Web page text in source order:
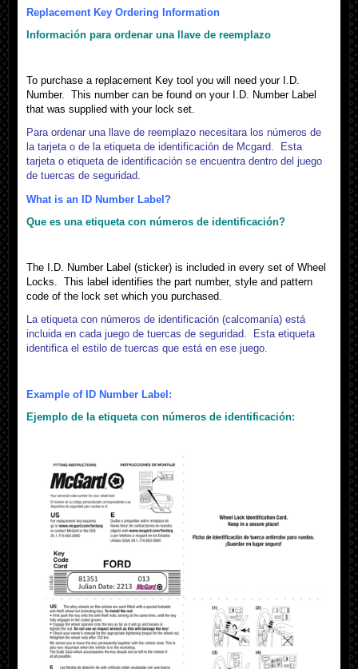
Replacement Key Ordering Information
Información para ordenar una llave de reemplazo
To purchase a replacement Key tool you will need your I.D.
Number. This number can be found on your I.D. Number Label
that was supplied with your lock set.
Para ordenar una llave de reemplazo necesitara los números de
la tarjeta o de la etiqueta de identificación de Mcgard. Esta
tarjeta o etiqueta de identificación se encuentra dentro del juego
de tuercas de seguridad.
What is an ID Number Label?
Que es una etiqueta con números de identificación?
The I.D. Number Label (sticker) is included in every set of Wheel
Locks. This label identifies the part number, style and pattern
code of the lock set which you purchased.
La etiqueta con números de identificación (calcomanía) está
incluida en cada juego de tuercas de seguridad. Esta etiqueta
identifica el estilo de tuercas que está en ese juego.
Example of ID Number Label:
Ejemplo de la etiqueta con números de identificación: